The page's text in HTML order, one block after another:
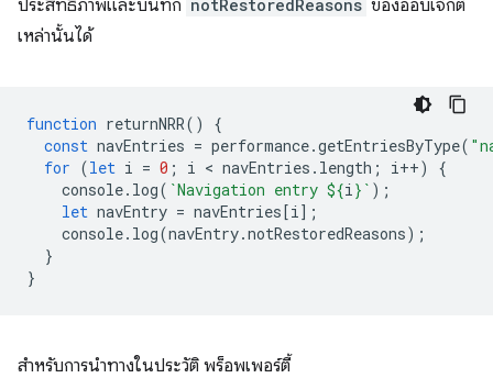
ประสิทธิภาพและบันทึก notRestoredReasons ของออบเจ็กต์
เหล่านั้นได้
function returnNRR()
{
const navEntries = performance.getEntriesByType(
for (let i = 0 ; i < navEntries . length ; i++)
{
console. log( `Navigation entry ${i} ` );
let navEntry = navEntries[i];
console. log(navEntry.notRestoredReasons);
}
}
สำหรับการนำทางในประวัติ พร็อพเพอร์ตี้